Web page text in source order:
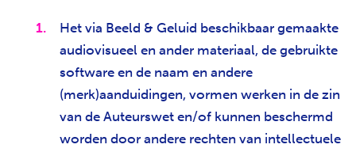
Het via Beeld & Geluid beschikbaar gemaakte
audiovisueel en ander materiaal, de gebruikte
software en de naam en andere
(merk)aanduidingen, vormen werken in de zin
van de Auteurswet en/of kunnen beschermd
worden door andere rechten van intellectuele